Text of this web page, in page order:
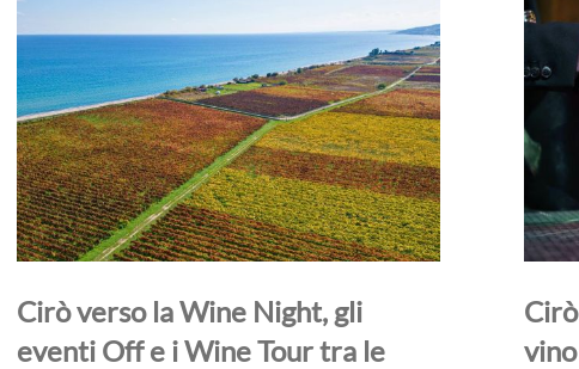
Cirò verso la Wine Night, gli
eventi Off e i Wine Tour tra le